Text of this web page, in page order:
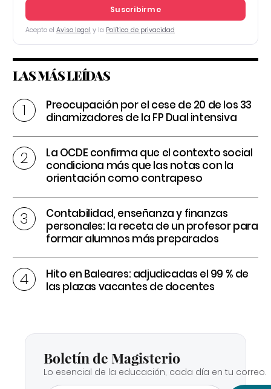
Suscribirme
Acepto el Aviso legal y la Política de privacidad
LAS MÁS LEÍDAS
Preocupación por el cese de 20 de los 33
dinamizadores de la FP Dual intensiva
La OCDE confirma que el contexto social
condiciona más que las notas con la
orientación como contrapeso
Contabilidad, enseñanza y finanzas
personales: la receta de un profesor para
formar alumnos más preparados
Hito en Baleares: adjudicadas el 99 % de
las plazas vacantes de docentes
Boletín de Magisterio
Lo esencial de la educación, cada día en tu correo.